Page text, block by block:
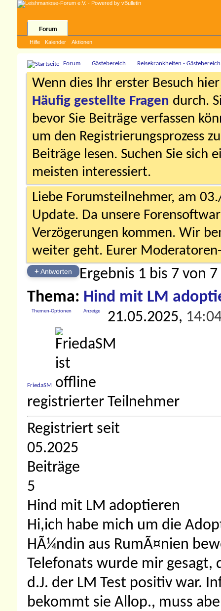
Forum
Hilfe Kalender Aktionen
Forum Gästebereich Reisekrankheiten - Gästebereich
Wenn dies Ihr erster Besuch
Häufig gestellte Fragen durch.
bevor Sie Beiträge verfassen
um den Registrierungsprozess
Beiträge lesen. Suchen Sie sich
meisten interessiert.
Liebe Forumsteilnehmer, am
Update. Da unsere
Verzögerungen kommen. Wir
weiter geht. Eurer
+Antworten Ergebnis 1 bis 7 von 7
Thema: Hind mit LM
Themen-Optionen Anzeige 21.05.2025,
FriedaSM
registrierter Teilnehmer
Registriert seit
05.2025
Beiträge
5
Hind mit LM adoptieren
Hi,ich habe mich um die
HÃ¼ndin aus RumÃ¤nien
Telefonats wurde mir gesagt,
d.J. der LM Test positiv war.
bekommt sie Allop., muss